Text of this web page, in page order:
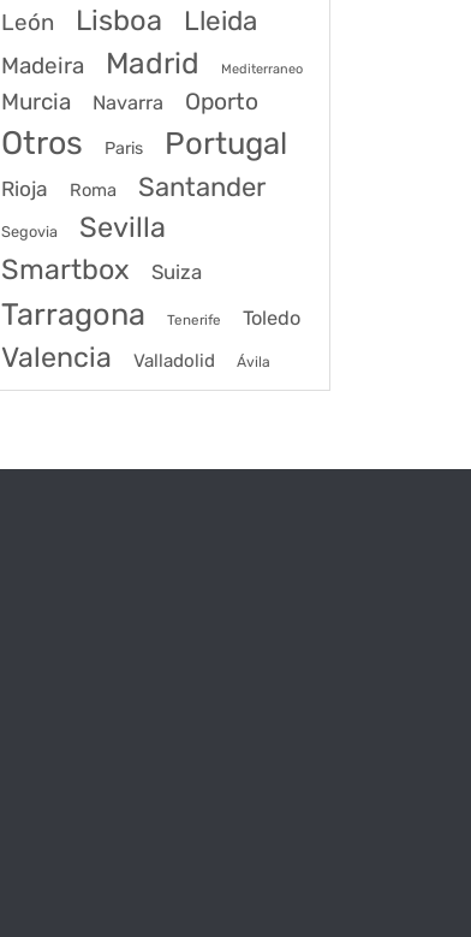
León Lisboa Lleida
Madeira Madrid Mediterraneo
Murcia Navarra Oporto
Otros Paris Portugal
Rioja Roma Santander
Segovia
Sevilla
Smartbox
Suiza
Tarragona Tenerife Toledo
Valencia Valladolid Ávila